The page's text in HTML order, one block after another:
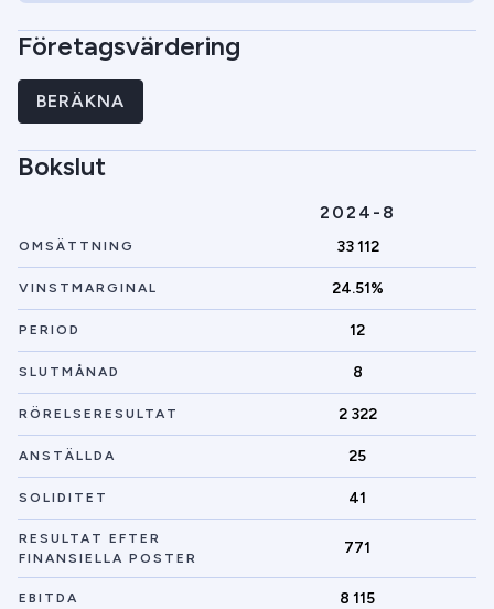
Företagsvärdering
BERÄKNA
Bokslut
2024-8
OMSÄTTNING 33 112
VINSTMARGINAL 24.51%
PERIOD 12
SLUTMÅNAD 8
RÖRELSERESULTAT 2 322
ANSTÄLLDA 25
SOLIDITET 41
RESULTAT EFTER
FINANSIELLA POSTER
771
EBITDA 8 115